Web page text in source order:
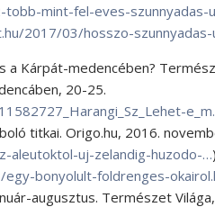
mint-fel-eves-szunnyadas-
2017/03/hosszo-
a Kárpát-medencében?
20-25.
titkai. Origo.hu, 2016.
aleutoktol-uj-zelandig-huzodo-…
bonyolult-foldrenges-
augusztus. Természet